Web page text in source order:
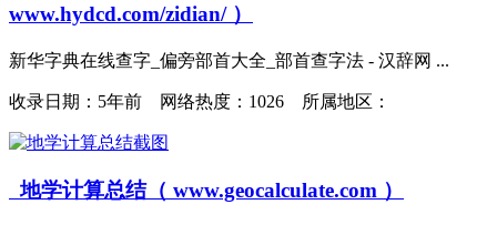
www.hydcd.com/zidian/ ）
新华字典在线查字_偏旁部首大全_部首查字法 - 汉辞网 ...
收录日期： 5年前 网络热度：1026 所属地区：
地学计算总结（ www.geocalculate.com ）